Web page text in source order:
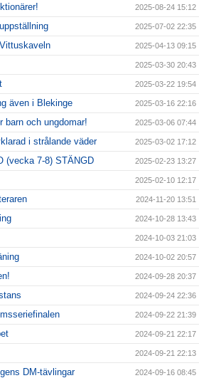
2025-08-24 15:12
2025-07-02 22:35
2025-04-13 09:15
2025-03-30 20:43
2025-03-22 19:54
även i Blekinge 2025-03-16 22:16
barn och ungdomar! 2025-03-06 07:44
i strålande väder 2025-03-02 17:12
(vecka 7-8) STÄNGD 2025-02-23 13:27
2025-02-10 12:17
2024-11-20 13:51
2024-10-28 13:43
2024-10-03 21:03
2024-10-02 20:57
2024-09-28 20:37
2024-09-24 22:36
2024-09-22 21:39
2024-09-21 22:17
2024-09-21 22:13
DM-tävlingar 2024-09-16 08:45